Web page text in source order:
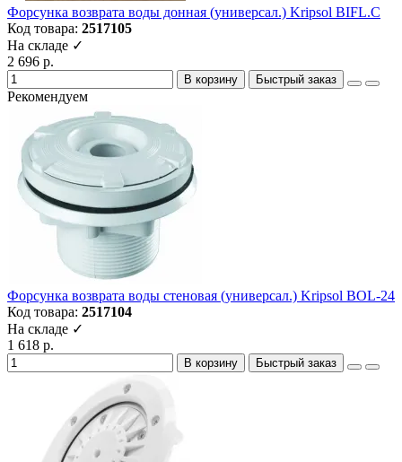
Форсунка возврата воды донная (универсал.) Kripsol BIFL.С
Код товара: 2517105
На складе ✓
2 696 р.
В корзину Быстрый заказ
Рекомендуем
Форсунка возврата воды стеновая (универсал.) Kripsol BOL-24
Код товара: 2517104
На складе ✓
1 618 р.
В корзину Быстрый заказ